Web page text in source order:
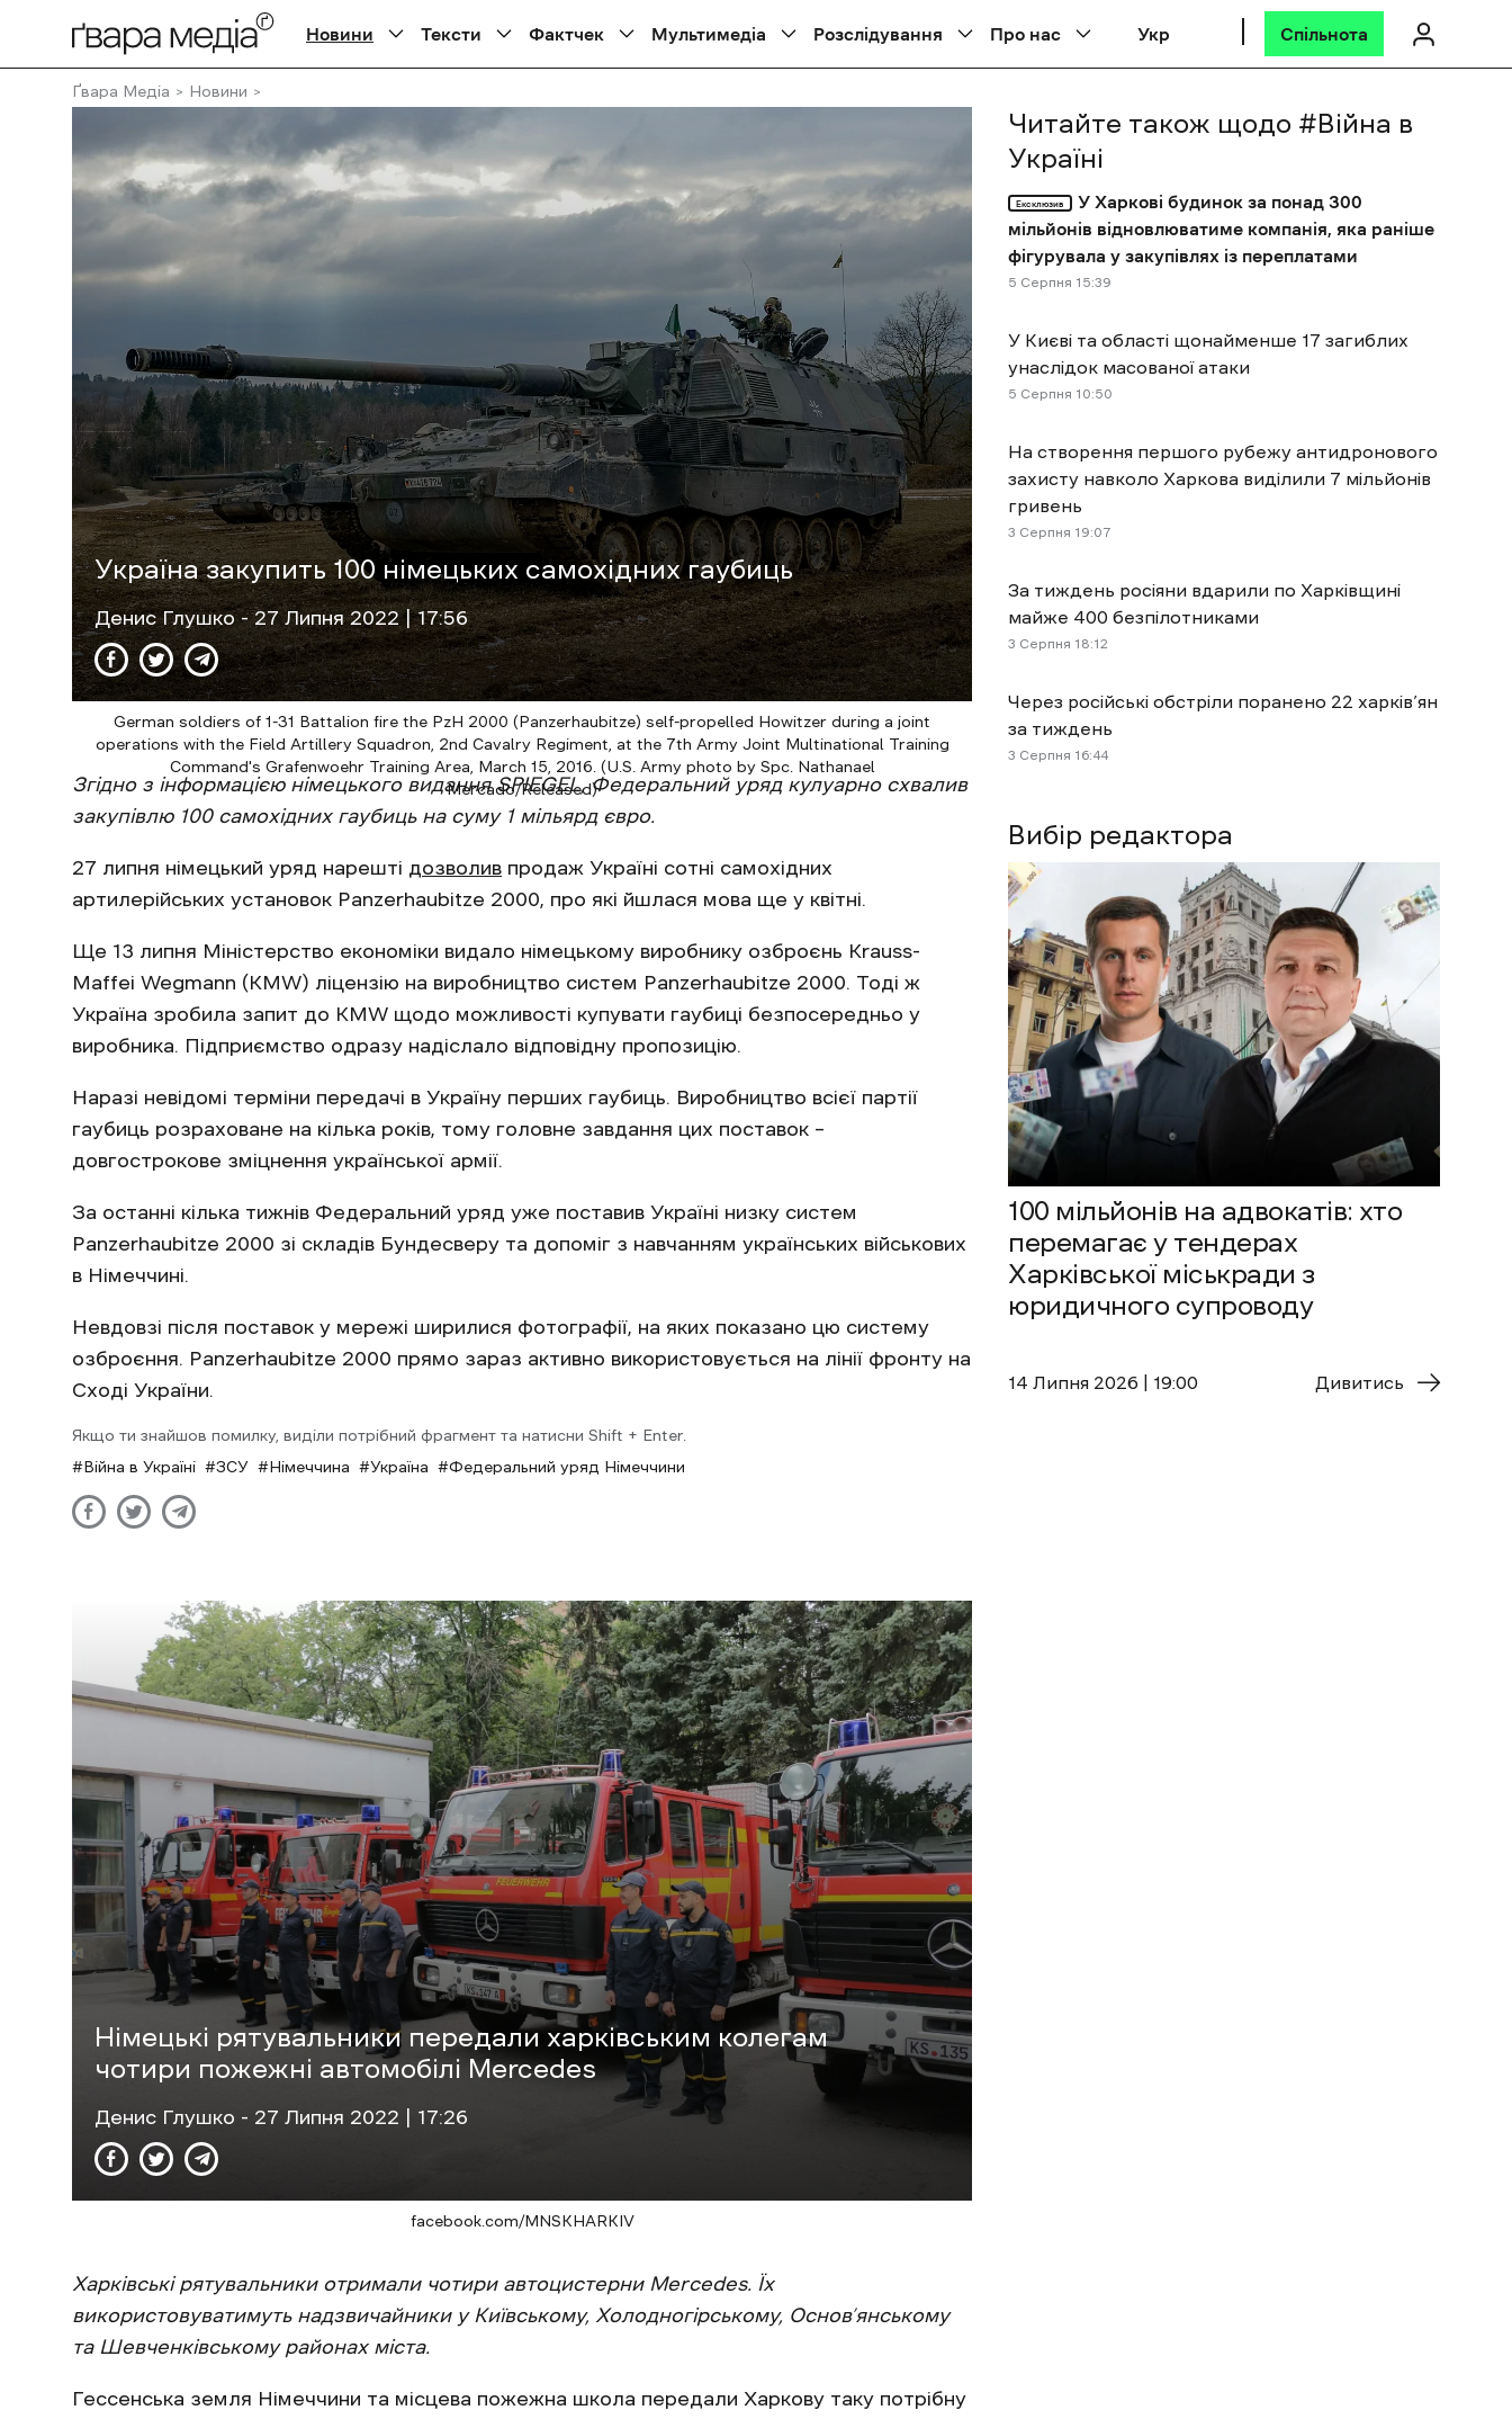
Новини Тексти Фактчек Мультимедіа Розслідування Про нас Укр Спільнота
Ґвара Медіа Новини
Україна закупить 100 німецьких самохідних гаубиць
Денис Глушко- 27 Липня 2022 | 17:56
German soldiers of 1-31 Battalion fire the PzH 2000 (Panzerhaubitze) self-propelled Howitzer during a joint
operations with the Field Artillery Squadron, 2nd Cavalry Regiment, at the 7th Army Joint Multinational Training
Command's Grafenwoehr Training Area, March 15, 2016. (U.S. Army photo by Spc. Nathanael
Mercado/Released)
Згідно з інформацією німецького видання SPIEGEL, Федеральний уряд кулуарно схвалив
закупівлю 100 самохідних гаубиць на суму 1 мільярд євро.
27 липня німецький уряд нарешті дозволив продаж Україні сотні самохідних
артилерійських установок Panzerhaubitze 2000, про які йшлася мова ще у квітні.
Ще 13 липня Міністерство економіки видало німецькому виробнику озброєнь Krauss-
Maffei Wegmann (KMW) ліцензію на виробництво систем Panzerhaubitze 2000. Тоді ж
Україна зробила запит до KMW щодо можливості купувати гаубиці безпосередньо у
виробника. Підприємство одразу надіслало відповідну пропозицію.
Наразі невідомі терміни передачі в Україну перших гаубиць. Виробництво всієї партії
гаубиць розраховане на кілька років, тому головне завдання цих поставок –
довгострокове зміцнення української армії.
За останні кілька тижнів Федеральний уряд уже поставив Україні низку систем
Panzerhaubitze 2000 зі складів Бундесверу та допоміг з навчанням українських військових
в Німеччині.
Невдовзі після поставок у мережі ширилися фотографії, на яких показано цю систему
озброєння. Panzerhaubitze 2000 прямо зараз активно використовується на лінії фронту на
Сході України.
Якщо ти знайшов помилку, виділи потрібний фрагмент та натисни Shift + Enter.
Війна в Україні
ЗСУ Німеччина Україна Федеральний уряд Німеччини
Німецькі рятувальники передали харківським колегам
чотири пожежні автомобілі Mercedes
Денис Глушко - 27 Липня 2022 | 17:26
facebook.com/MNSKHARKIV
Харківські рятувальники отримали чотири автоцистерни Mercedes. Їх
використовуватимуть надзвичайники у Київському, Холодногірському, Основ’янському
та Шевченківському районах міста.
Гессенська земля Німеччини та місцева пожежна школа передали Харкову таку потрібну
Вибір редактора
100 мільйонів на адвокатів: хто
перемагає у тендерах
Харківської міськради з
юридичного супроводу
14 Липня 2026 | 19:00 Дивитись
Читайте також щодо # Війна в
Україні
Ексклюзив
У Харкові будинок за понад 300
мільйонів відновлюватиме компанія, яка раніше
фігурувала у закупівлях із переплатами
5 Cерпня 15:39
У Києві та області щонайменше 17 загиблих
унаслідок масованої атаки
5 Cерпня 10:50
На створення першого рубежу антидронового
захисту навколо Харкова виділили 7 мільйонів
гривень
3 Cерпня 19:07
За тиждень росіяни вдарили по Харківщині
майже 400 безпілотниками
3 Cерпня 18:12
Через російські обстріли поранено 22 харків’ян
за тиждень
3 Cерпня 16:44